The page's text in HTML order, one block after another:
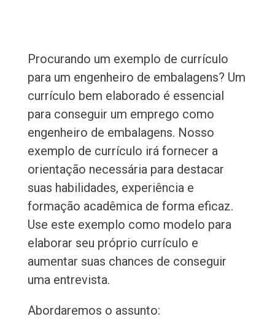
Procurando um exemplo de currículo
para um engenheiro de embalagens? Um
currículo bem elaborado é essencial
para conseguir um emprego como
engenheiro de embalagens. Nosso
exemplo de currículo irá fornecer a
orientação necessária para destacar
suas habilidades, experiência e
formação acadêmica de forma eficaz.
Use este exemplo como modelo para
elaborar seu próprio currículo e
aumentar suas chances de conseguir
uma entrevista.
Abordaremos o assunto: